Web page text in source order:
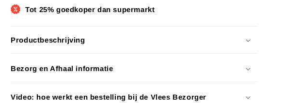
Tot 25% goedkoper dan supermarkt
Productbeschrijving
Bezorg en Afhaal informatie
Video: hoe werkt een bestelling bij de Vlees Bezorger